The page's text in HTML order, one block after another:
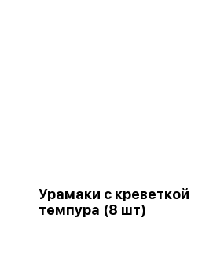
Урамаки с креветкой
темпура (8 шт)